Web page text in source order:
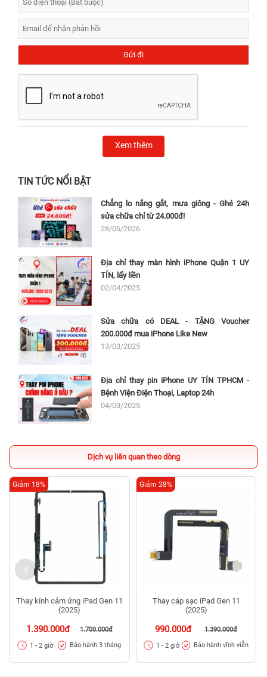
Xem thêm
TIN TỨC NỔI BẬT
Chẳng lo nắng gắt, mưa giông - Ghé 24h
sửa chữa chỉ từ 24.000đ!
28/06/2026
Địa chỉ thay màn hình iPhone Quận 1 UY
TÍN, lấy liền
02/04/2025
Sửa chữa có DEAL - TẶNG Voucher
200.000đ mua iPhone Like New
13/03/2025
Địa chỉ thay pin iPhone UY TÍN TPHCM -
Bệnh Viện Điện Thoại, Laptop 24h
04/03/2025
Dịch vụ liên quan theo dòng
Thay kính cảm ứng iPad Gen 11
(2025)
1.390.000đ 1.700.000đ
Giảm 18%
1 - 2 giờ Bảo hành 3 tháng
Thay cáp sạc iPad Gen 11
(2025)
990.000đ 1.390.000đ
Giảm 28%
1 - 2 giờ Bảo hành vĩnh viễn